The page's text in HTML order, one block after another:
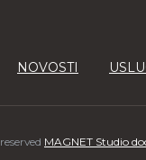
NOVOSTI
MAGNET Studio